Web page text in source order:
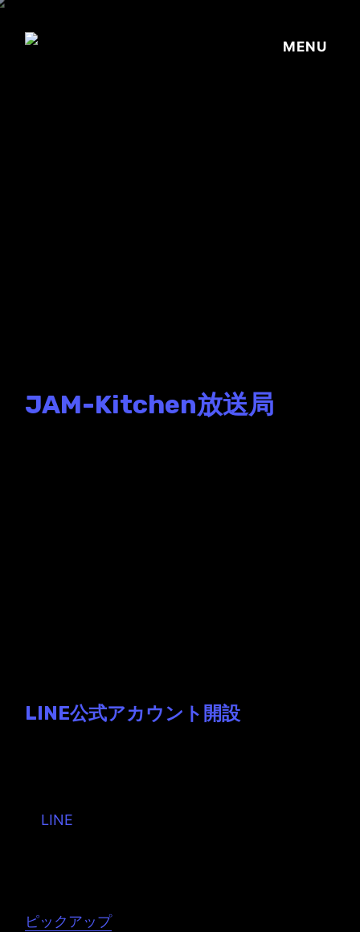
JAM-Kitchen放送局
LINE公式アカウント開設
LINE
ピックアップ